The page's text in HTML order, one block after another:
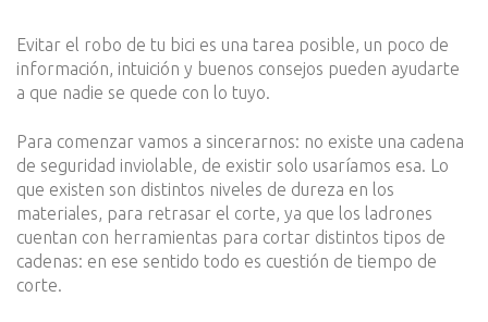
Evitar el robo de tu bici es una tarea posible, un poco de
información, intuición y buenos consejos pueden ayudarte
a que nadie se quede con lo tuyo.
Para comenzar vamos a sincerarnos: no existe una cadena
de seguridad inviolable, de existir solo usaríamos esa. Lo
que existen son distintos niveles de dureza en los
materiales, para retrasar el corte, ya que los ladrones
cuentan con herramientas para cortar distintos tipos de
cadenas: en ese sentido todo es cuestión de tiempo de
corte.